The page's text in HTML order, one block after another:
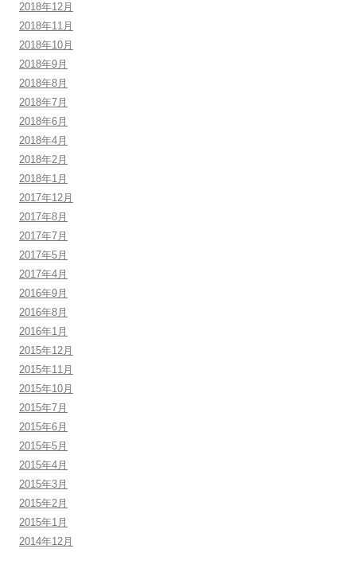
2018年12月
2018年11月
2018年10月
2018年9月
2018年8月
2018年7月
2018年6月
2018年4月
2018年2月
2018年1月
2017年12月
2017年8月
2017年7月
2017年5月
2017年4月
2016年9月
2016年8月
2016年1月
2015年12月
2015年11月
2015年10月
2015年7月
2015年6月
2015年5月
2015年4月
2015年3月
2015年2月
2015年1月
2014年12月